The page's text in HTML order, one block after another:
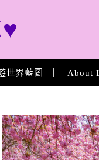
世界藍圖 About
About